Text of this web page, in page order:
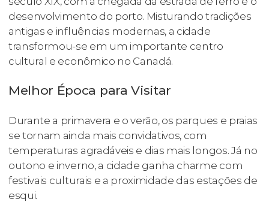
desenvolvimento do porto. Misturando tradições
antigas e influências modernas, a cidade
transformou-se em um importante centro
cultural e econômico no Canadá.
Melhor Época para Visitar
Durante a primavera e o verão, os parques e praias
se tornam ainda mais convidativos, com
temperaturas agradáveis e dias mais longos. Já no
outono e inverno, a cidade ganha charme com
festivais culturais e a proximidade das estações de
esqui.